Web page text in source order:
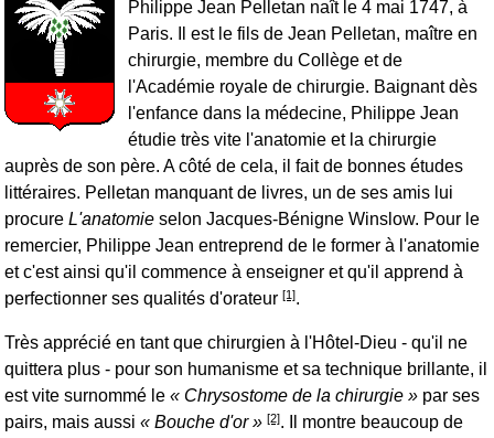
Philippe Jean Pelletan naît le 4 mai 1747, à
Paris. Il est le fils de Jean Pelletan, maître en
chirurgie, membre du Collège et de
l'Académie royale de chirurgie. Baignant dès
l'enfance dans la médecine, Philippe Jean
étudie très vite l'anatomie et la chirurgie
auprès de son père. A côté de cela, il fait de bonnes études
littéraires. Pelletan manquant de livres, un de ses amis lui
procure L'anatomie selon Jacques-Bénigne Winslow. Pour le
remercier, Philippe Jean entreprend de le former à l'anatomie
et c'est ainsi qu'il commence à enseigner et qu'il apprend à
perfectionner ses qualités d'orateur [1].
Très apprécié en tant que chirurgien à l'Hôtel-Dieu - qu'il ne
quittera plus - pour son humanisme et sa technique brillante, il
est vite surnommé le
Chrysostome de la chirurgie
par ses
pairs, mais aussi
Bouche d'or [2]. Il montre beaucoup de